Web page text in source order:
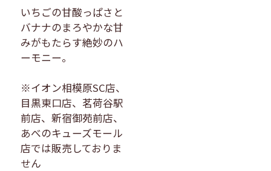
いちごの甘酸っぱさと
バナナのまろやかな甘
みがもたらす絶妙のハ
ーモニー。
※イオン相模原SC店、
目黒東口店、茗荷谷駅
前店、新宿御苑前店、
あべのキューズモール
店では販売しておりま
せん